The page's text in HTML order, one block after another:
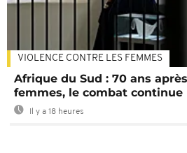
VIOLENCE CONTRE LES FEMMES
Afrique du Sud : 70 ans
femmes, le combat continue
Il y a 18 heures